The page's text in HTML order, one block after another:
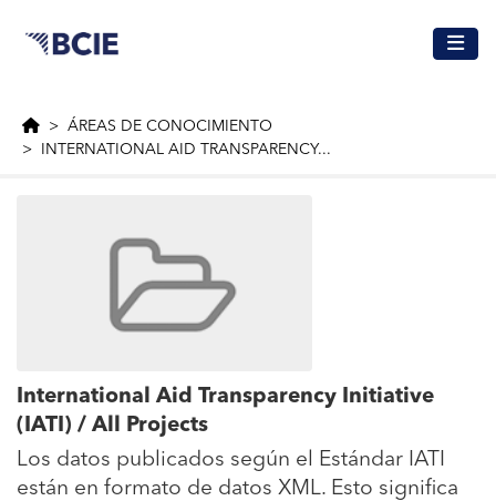
ÁREAS DE CONOCIMIENTO
INTERNATIONAL AID TRANSPARENCY...
International Aid Transparency Initiative
(IATI) / All Projects
Los datos publicados según el Estándar IATI
están en formato de datos XML. Esto significa